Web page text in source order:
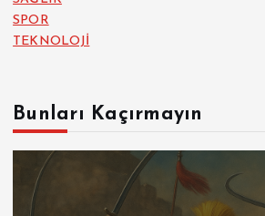
SPOR
TEKNOLOJİ
Bunları Kaçırmayın